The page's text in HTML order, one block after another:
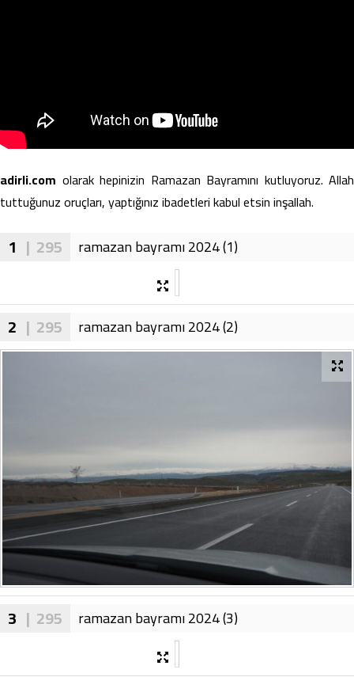
adirli.com olarak hepinizin Ramazan Bayramını kutluyoruz. Allah
tuttuğunuz oruçları, yaptığınız ibadetleri kabul etsin inşallah.
1 | 295 ramazan bayramı 2024 (1)
2 | 295 ramazan bayramı 2024 (2)
3 | 295 ramazan bayramı 2024 (3)